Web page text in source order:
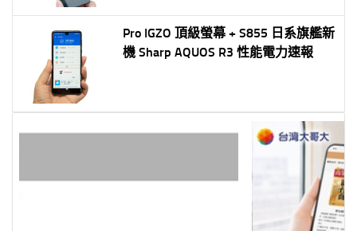
Pro IGZO 頂級螢幕 + S855 日系旗艦新
機 Sharp AQUOS R3 性能電力速報